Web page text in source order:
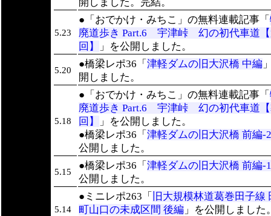
5.23
●「おでかけ・みちこ」の無料連載記事「
廃道歩き Part.6 宇津峠 幻の初代車道
回】
」を公開しました。
5.20
●橋梁レポ36「 津軽ダムの旧大沢橋 中編
開しました。
5.18
●「おでかけ・みちこ」の無料連載記事「
廃道歩き Part.6 宇津峠 幻の初代車道
回】
」を公開しました。
●橋梁レポ36「 津軽ダムの旧大沢橋 前編-2
公開しました。
5.15
●橋梁レポ36「 津軽ダムの旧大沢橋 前編-1
公開しました。
5.14
●ミニレポ263「
旧大規模林道葛巻田子線
町山口の未成区間 後編 」を公開しました